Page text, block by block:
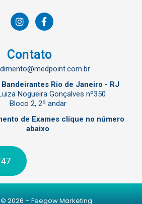
Contato
Rio de Janeiro - RJ
Nogueira Gonçalves nº350
Bloco 2, 2º andar
de Exames clique no número
abaixo
2026 – Feegow Marketing